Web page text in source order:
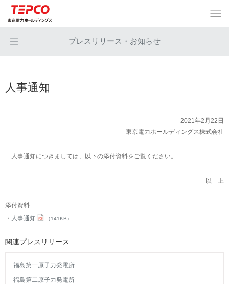
プレスリリース・お知らせ
人事通知
2021年2月22日
東京電力ホールディングス株式会社
人事通知につきましては、以下の添付資料をご覧ください。
以 上
添付資料
人事通知
（141KB）
関連プレスリリース
福島第一原子力発電所
福島第二原子力発電所